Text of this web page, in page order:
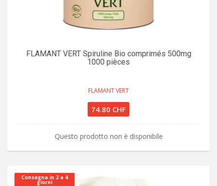
FLAMANT VERT Spiruline Bio comprimés 500mg
1000 pièces
FLAMANT VERT
74.80 CHF
Questo prodotto non è disponibile
Consegna in 2 a 4
giorni